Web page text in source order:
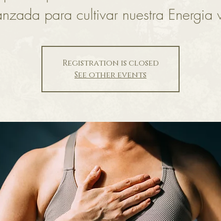
para cultivar nuestra Energia
Registration is closed
See other events